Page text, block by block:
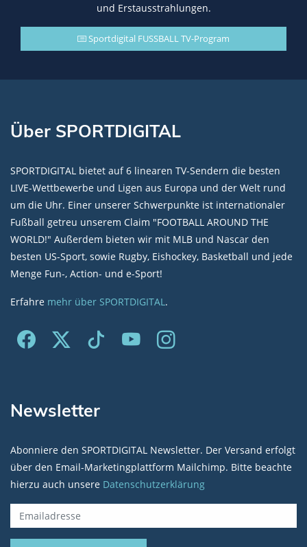
und Erstausstrahlungen.
Sportdigital FUSSBALL TV-Program
Über SPORTDIGITAL
SPORTDIGITAL bietet auf 6 linearen TV-Sendern die besten
LIVE-Wettbewerbe und Ligen aus Europa und der Welt rund
um die Uhr. Einer unserer Schwerpunkte ist internationaler
Fußball getreu unserem Claim "FOOTBALL AROUND THE
WORLD!" Außerdem bieten wir mit MLB und Nascar den
besten US-Sport, sowie Rugby, Eishockey, Basketball und jede
Menge Fun-, Action- und e-Sport!
Erfahre mehr über SPORTDIGITAL.
Newsletter
Abonniere den SPORTDIGITAL Newsletter. Der Versand erfolgt
über den Email-Marketingplattform Mailchimp. Bitte beachte
hierzu auch unsere Datenschutzerklärung